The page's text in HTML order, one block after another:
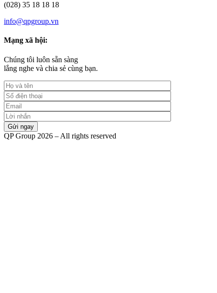
(028) 35 18 18 18
info@qpgroup.vn
Mạng xã hội:
Chúng tôi luôn sẵn sàng
lắng nghe và chia sẻ cùng bạn.
QP Group 2026 – All rights reserved